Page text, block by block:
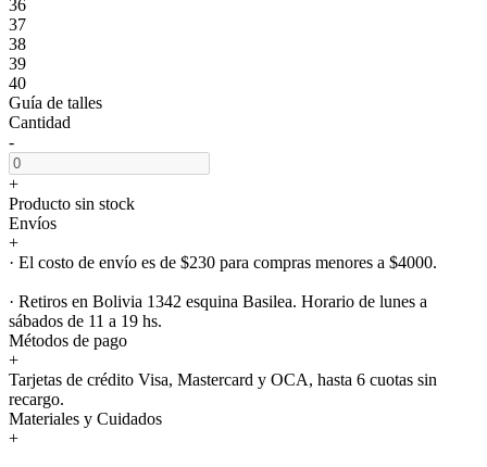
36
37
38
39
40
Guía de talles
Cantidad
-
+
Producto sin stock
Envíos
+
· El costo de envío es de $230 para compras menores a $4000.
· Retiros en Bolivia 1342 esquina Basilea. Horario de lunes a
sábados de 11 a 19 hs.
Métodos de pago
+
Tarjetas de crédito Visa, Mastercard y OCA, hasta 6 cuotas sin
recargo.
Materiales y Cuidados
+